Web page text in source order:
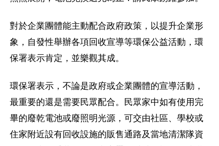
對於企業團體能主動配合政府政策，以提升企業形
象，自發性舉辦各項回收宣導等環保公益活動，環
保署表示肯定，並樂觀其成。
環保署表示，不論是政府或企業團體的宣導活動，
最重要的還是需要民眾配合。民眾家中如有使用完
畢的廢乾電池或廢照明光源，可交由社區、學校或
住家附近設有回收設施的販售通路及當地清潔隊資